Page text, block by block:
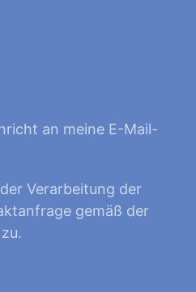
an meine E-Mail-
Verarbeitung der
gemäß der
zu.